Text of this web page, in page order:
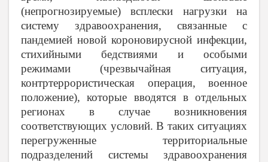
(непрогнозируемые) всплески нагрузки на
систему здравоохранения, связанные с
пандемией новой короновирусной инфекции,
стихийными бедствиями и особыми
режимами (чрезвычайная ситуация,
контртеррористическая операция, военное
положение), которые вводятся в отдельных
регионах в случае возникновения
соответствующих условий. В таких ситуациях
перегруженные территориальные
подразделений системы здравоохранения